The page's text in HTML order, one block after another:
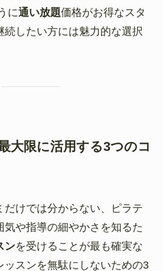
に通い放題価格がお得なスタ
続したい方には魅力的な選択
大限に活用する3つのコ
だけでは分からない、ピラテ
気や指導の細やかさを知るた
ンを受けることが最も確実な
ッスンを無駄にしないための3